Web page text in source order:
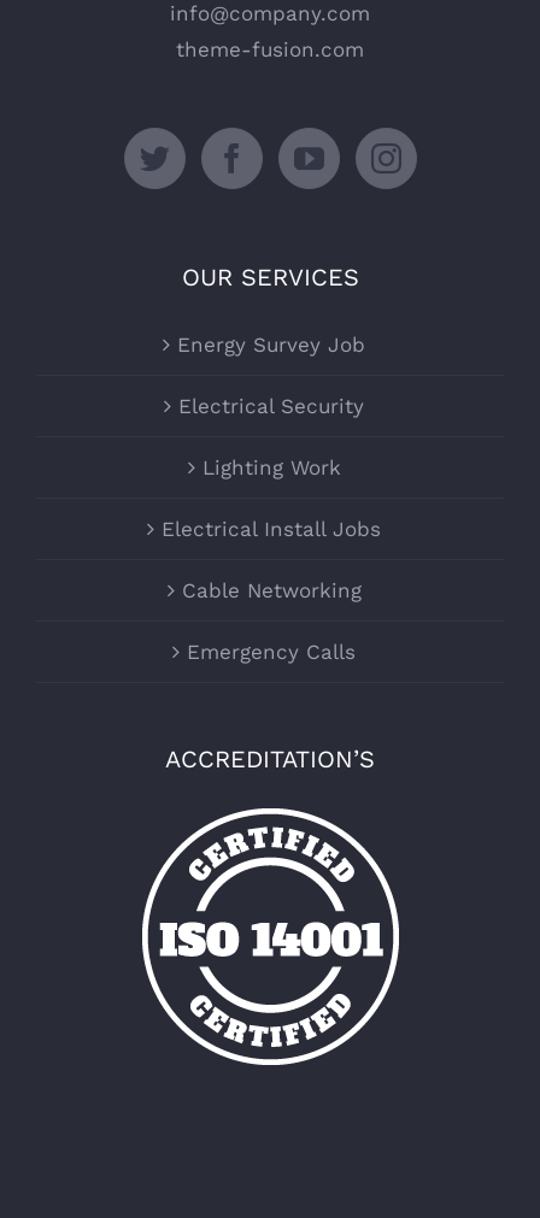
info@company.com
theme-fusion.com
OUR SERVICES
Energy Survey Job
Electrical Security
Lighting Work
Electrical Install Jobs
Cable Networking
Emergency Calls
ACCREDITATION’S